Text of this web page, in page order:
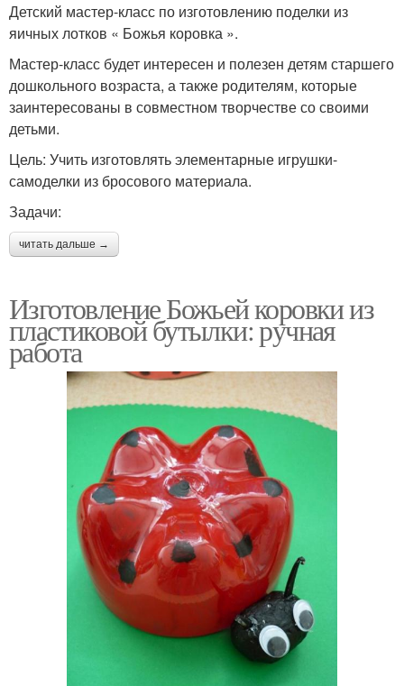
Детский мастер-класс по изготовлению поделки из
яичных лотков « Божья коровка ».
Мастер-класс будет интересен и полезен детям старшего
дошкольного возраста, а также родителям, которые
заинтересованы в совместном творчестве со своими
детьми.
Цель: Учить изготовлять элементарные игрушки-
самоделки из бросового материала.
Задачи:
читать дальше →
Изготовление Божьей коровки из
пластиковой бутылки: ручная
работа